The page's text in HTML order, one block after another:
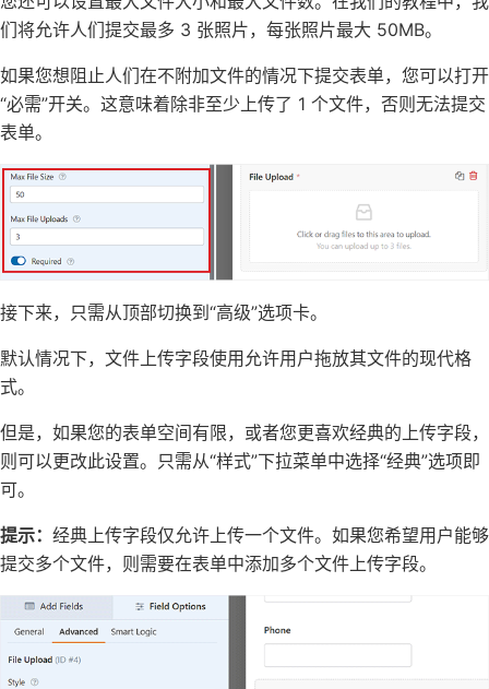
们将允许人们提交最多 3 张照片，每张照片最大 50MB。
如果您想阻止人们在不附加文件的情况下提交表单，您可以打开
“必需”开关。这意味着除非至少上传了 1 个文件，否则无法提交
表单。
接下来，只需从顶部切换到“高级”选项卡。
默认情况下，文件上传字段使用允许用户拖放其文件的现代格
式。
但是，如果您的表单空间有限，或者您更喜欢经典的上传字段，
则可以更改此设置。只需从“样式”下拉菜单中选择“经典”选项即
可。
提示： 经典上传字段仅允许上传一个文件。如果您希望用户能够
提交多个文件，则需要在表单中添加多个文件上传字段。